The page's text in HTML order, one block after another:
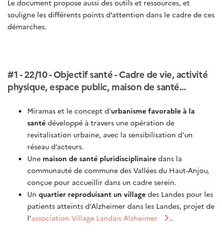
Le document propose aussi des outils et ressources, et
souligne les différents points d’attention dans le cadre de ces
démarches.
#1 - 22/10 - Objectif santé - Cadre de vie, activité
physique, espace public, maison de santé…
Miramas et le concept d’urbanisme favorable à la
santé développé à travers une opération de
revitalisation urbaine, avec la sensibilisation d’un
réseau d’acteurs.
Une maison de santé pluridisciplinaire dans la
communauté de commune des Vallées du Haut-Anjou,
conçue pour accueillir dans un cadre serein.
Un quartier reproduisant un village des Landes pour les
patients atteints d’Alzheimer dans les Landes, projet de
l'association Village Landais Alzheimer ..